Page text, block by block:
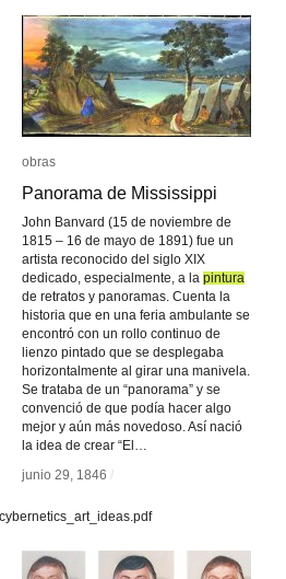
obras
Panorama de Mississippi
John Banvard (15 de noviembre de
1815 – 16 de mayo de 1891) fue un
artista reconocido del siglo XIX
dedicado, especialmente, a la pintura
de retratos y panoramas. Cuenta la
historia que en una feria ambulante se
encontró con un rollo continuo de
lienzo pintado que se desplegaba
horizontalmente al girar una manivela.
Se trataba de un “panorama” y se
convenció de que podía hacer algo
mejor y aún más novedoso. Así nació
la idea de crear “El…
junio 29, 1846 /
obras
Panorama de Mississippi
pintura
junio 29, 1846 /